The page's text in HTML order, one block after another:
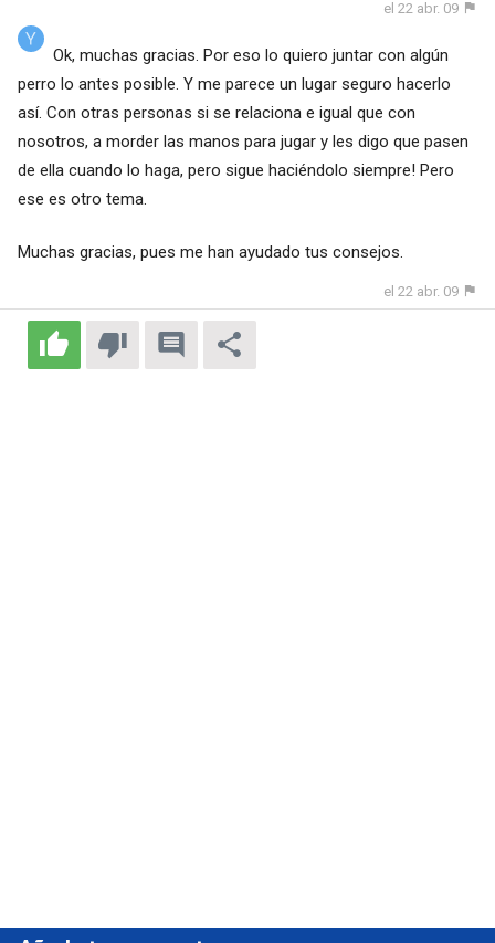
el 22 abr. 09
Ok, muchas gracias. Por eso lo quiero juntar con algún
perro lo antes posible. Y me parece un lugar seguro hacerlo
así. Con otras personas si se relaciona e igual que con
nosotros, a morder las manos para jugar y les digo que pasen
de ella cuando lo haga, pero sigue haciéndolo siempre! Pero
ese es otro tema.
Muchas gracias, pues me han ayudado tus consejos.
el 22 abr. 09